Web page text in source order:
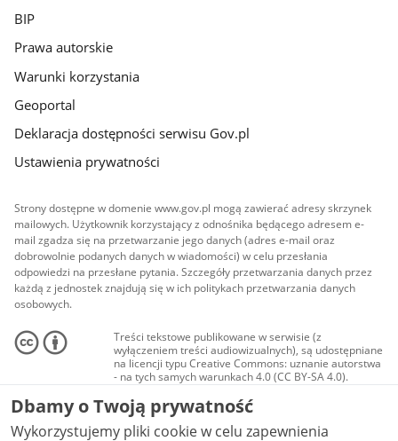
BIP
Prawa autorskie
Warunki korzystania
Geoportal
Deklaracja dostępności serwisu Gov.pl
Ustawienia prywatności
Strony dostępne w domenie www.gov.pl mogą zawierać adresy skrzynek
mailowych. Użytkownik korzystający z odnośnika będącego adresem e-
mail zgadza się na przetwarzanie jego danych (adres e-mail oraz
dobrowolnie podanych danych w wiadomości) w celu przesłania
odpowiedzi na przesłane pytania. Szczegóły przetwarzania danych przez
każdą z jednostek znajdują się w ich politykach przetwarzania danych
osobowych.
Treści tekstowe publikowane w serwisie (z
wyłączeniem treści audiowizualnych), są udostępniane
na licencji typu Creative Commons: uznanie autorstwa
- na tych samych warunkach 4.0 (CC BY-SA 4.0).
Materiały audiowizualne, w tym zdjęcia, materiały
audio i wideo, są udostępniane na licencji typu
Creative Commons: uznanie autorstwa użycie
niekomercyjne - bez utworów zależnych 4.0 (CC BY-
Dbamy o Twoją prywatność
Wykorzystujemy pliki cookie w celu zapewnienia